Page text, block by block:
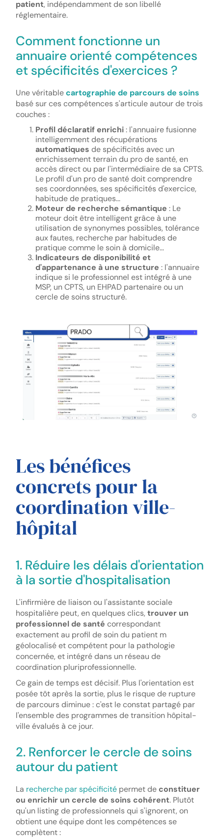
patient, indépendamment de son libellé
réglementaire.
Comment fonctionne un
annuaire orienté compétences
et spécificités d'exercices ?
Une véritablecartographie de parcours de soins
basé sur ces compétences s'articule autour de trois
couches :
Profil déclaratif enrichi: l'annuaire fusionne
intelligemment des récupérations
automatiques de spécificités avec un
enrichissement terrain du pro de santé, en
accès direct ou par l'intermédiaire de sa CPTS.
Le profil d'un pro de santé doit comprendre
ses coordonnées, ses spécificités d'exercice,
habitude de pratiques...
Moteur de recherche sémantique : Le
moteur doit être intelligent grâce à une
utilisation de synonymes possibles, tolérance
aux fautes, recherche par habitudes de
pratique comme le soin à domicile...
Indicateurs de disponibilité et
d'appartenance à une structure : l'annuaire
indique si le professionnel est intégré à une
MSP, un CPTS, un EHPAD partenaire ou un
cercle de soins structuré.
Les bénéfices
concrets pour la
coordination ville-
hôpital
1. Réduire les délais d'orientation
à la sortie d'hospitalisation
L'infirmière de liaison ou l'assistante sociale
hospitalière peut, en quelques clics, trouver un
professionnel de santé correspondant
exactement au profil de soin du patient m
géolocalisé et compétent pour la pathologie
concernée, et intégré dans un réseau de
coordination pluriprofessionnelle.
Ce gain de temps est décisif. Plus l'orientation est
posée tôt après la sortie, plus le risque de rupture
de parcours diminue : c'est le constat partagé par
l'ensemble des programmes de transition hôpital-
ville évalués à ce jour.
2. Renforcer le cercle de soins
autour du patient
La recherche par spécificité permet de constituer
ou enrichir un cercle de soins cohérent. Plutôt
qu'un listing de professionnels qui s'ignorent, on
obtient une équipe dont les compétences se
complètent :